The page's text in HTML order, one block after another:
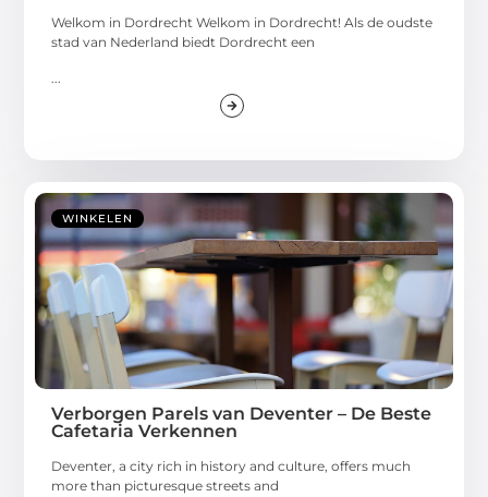
Welkom in Dordrecht Welkom in Dordrecht! Als de oudste
stad van Nederland biedt Dordrecht een
WINKELEN
Verborgen Parels van Deventer – De Beste
Cafetaria Verkennen
Deventer, a city rich in history and culture, offers much
more than picturesque streets and